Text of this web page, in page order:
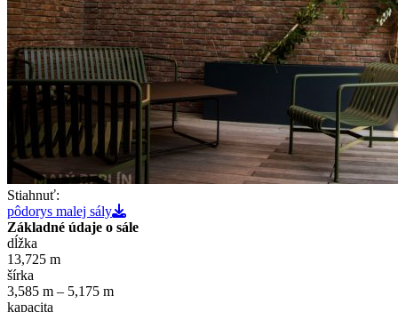
Stiahnuť:
pôdorys malej sály
Základné údaje o sále
dĺžka
13,725 m
šírka
3,585 m – 5,175 m
kapacita